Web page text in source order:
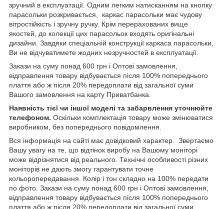
зручний в експлуатації. Одним легким натисканням на кнопку
парасольки розкривається, каркас парасольки має чудову
вітростійкість і зручну ручку. Крім перерахованих вище
якостей, до колекції цих парасольок входять оригінальні
дизайни. Завдяки спеціальній конструкції каркаса парасольки,
Ви не відчуватимете жодних незручностей в експлуатації.
Закази на суму понад 600 грн і Оптові замовлення,
відправлення товару відбувається після 100% попереднього
плаття або ж після 20% передоплати від загальної суми
Вашого замовлення на карту Приватбанка.
Наявність тієї чи іншої моделі та забарвлення уточнюйте
телефоном. Оскільки комплектація товару може змінюватися
виробником, без попереднього повідомлення.
Вся інформація на сайті має довідковий характер. Звертаємо
Вашу увагу на те, що відтінок виробу на Вашому моніторі
може відрізнятися від реального. Технічні особливості різних
моніторів не дають змогу гарантувати точне
кольоропередавання. Колір і тон складно на 100% передати
по фото. Закази на суму понад 600 грн і Оптові замовлення,
відправлення товару відбувається після 100% попереднього
плаття або ж після 20% передоплати від загальної суми